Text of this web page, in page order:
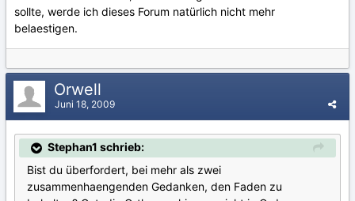
sollte, werde ich dieses Forum natürlich nicht mehr
belaestigen.
Orwell
Juni 18, 2009
Stephan1 schrieb:
Bist du überfordert, bei mehr als zwei
zusammenhaengenden Gedanken, den Faden zu